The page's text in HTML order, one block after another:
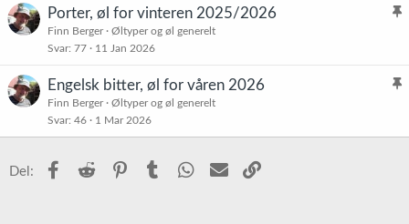
tK
t
Porter, øl for vinteren 2025/2026
Finn Berger
Øltyper og øl generelt
Svar 77 11 Jan 2026
K
s
Engelsk bitter, øl for våren 2026
Finn Berger
Øltyper og øl generelt
Svar 46 1 Mar 2026
Del: Facebook
Reddit PinterestTumblr WhatsApp
E-post